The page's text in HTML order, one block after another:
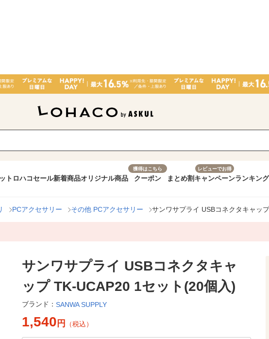
ト ロハコセール新着商品オリジナル商品
獲得はこちら
クーポン まとめ割
レビューでお得
キャンペーンランキング
PCアクセサリー その他 PCアクセサリー サンワサプライ USBコネクタキャッ
サンワサプライ USBコネクタキャ
ップ TK-UCAP20 1セット(20個入)
ブランド： SANWA SUPPLY
1,540 円 （税込）